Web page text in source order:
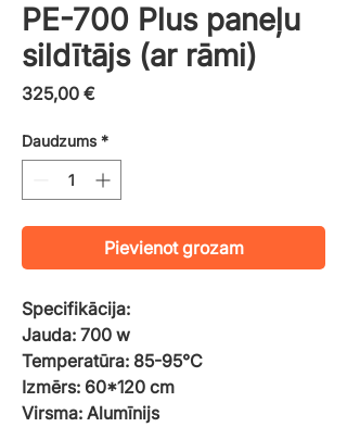
PE-700 Plus paneļu
sildītājs (ar rāmi)
325,00 €Cena
Daudzums *
Pievienot grozam
Specifikācija:
Jauda: 700 w
Temperatūra: 85-95°C
Izmērs: 60*120 cm
Virsma: Alumīnijs